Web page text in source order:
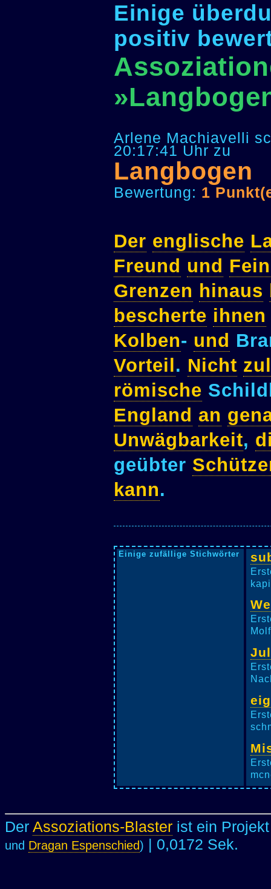
Einige
positiv
Arlene Machiavelli
20:17:41 Uhr zu
Langbogen
Bewertung: 1
Der englische
Freund und
Grenzen hinaus
bescherte ihnen
Kolben- und
Vorteil . Nicht
römische
England an
Unwägbarkeit,
geübter
kann.
Einige zufällige Stichwörter
Der Assoziations-Blaster ist ein
und Dragan Espenschied) | 0,0172 Sek.